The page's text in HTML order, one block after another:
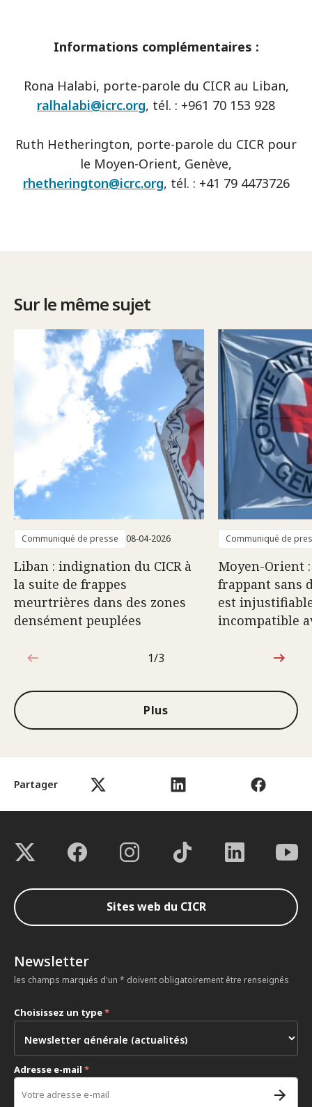
Partager
Informations complémentaires :
Rona Halabi, porte-parole du CICR au Liban,
ralhalabi@icrc.org, tél. : +961 70 153 928
Ruth Hetherington, porte-parole du CICR pour
le Moyen-Orient, Genève,
rhetherington@icrc.org, tél. : +41 79 4473726
Sur le même sujet
Communiqué de presse 08-04-2026
Liban : indignation du CICR à
la suite de frappes
meurtrières dans des zones
densément peuplées
Communiqué de
Moyen-Orient
frappant sans
est
incompatible
1sur3
1/3
Plus
Sites web du CICR
Newsletter
les champs marqués d'un * doivent obligatoirement être renseignés
Choisissez un type*
Adresse e-mail *